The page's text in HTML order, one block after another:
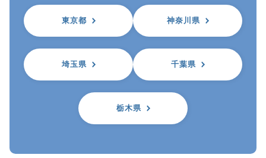
東京都 神奈川県
埼玉県 千葉県
栃木県